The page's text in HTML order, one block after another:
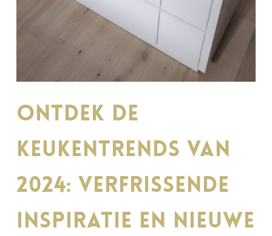
Ontdek de
keukentrends van
2024: verfrissende
inspiratie en nieuwe